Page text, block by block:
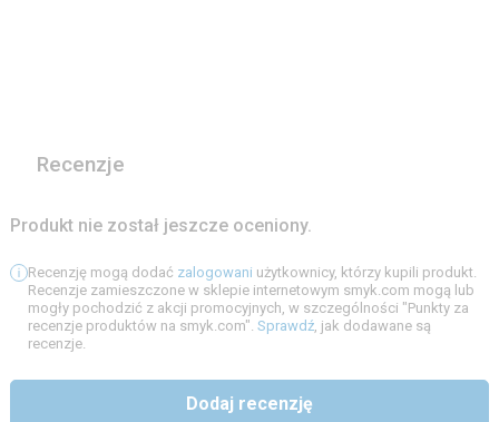
Recenzje
Produkt nie został jeszcze oceniony.
Recenzję mogą dodać zalogowani użytkownicy, którzy kupili produkt.
Recenzje zamieszczone w sklepie internetowym smyk.com mogą lub
mogły pochodzić z akcji promocyjnych, w szczególności "Punkty za
recenzje produktów na smyk.com". Sprawdź, jak dodawane są
recenzje.
Dodaj recenzję